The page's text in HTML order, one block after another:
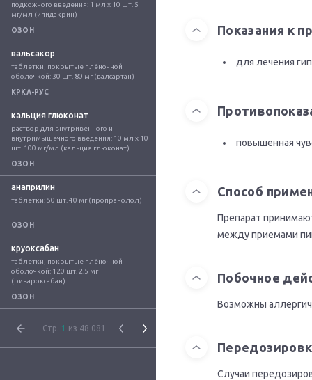
подкожного введения: 1 мл x 10 шт. 5
мг/мл (ипидакрин)
ОЗОН
вальсакор
таблетки, покрытые плёночной
оболочкой: 30 шт. 80 мг (валсартан)
КРКА-РУС
кальция глюконат
раствор для внутривенного и
внутримышечного введения: 10 мл x 10
шт. 100 мг/мл (кальция глюконат)
ОЗОН
анаприлин
таблетки: 50 шт. 40 мг (пропранолол)
ОЗОН
круоксабан
таблетки, покрытые плёночной
оболочкой: 120 шт. 2.5 мг
(ривароксабан)
ОЗОН
Стр. 1 из 48 081
Показания к
для лечения
повышенная
Способ
Препарат
между приемами
Побочное
Возможны
Случаи